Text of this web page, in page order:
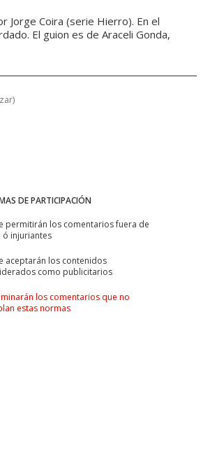
Jorge Coira (serie Hierro). En el
El guion es de Araceli Gonda,
)
DE PARTICIPACIÓN
permitirán los comentarios fuera de
ó injuriantes
aceptarán los contenidos
como publicitarios
los comentarios que no
estas normas